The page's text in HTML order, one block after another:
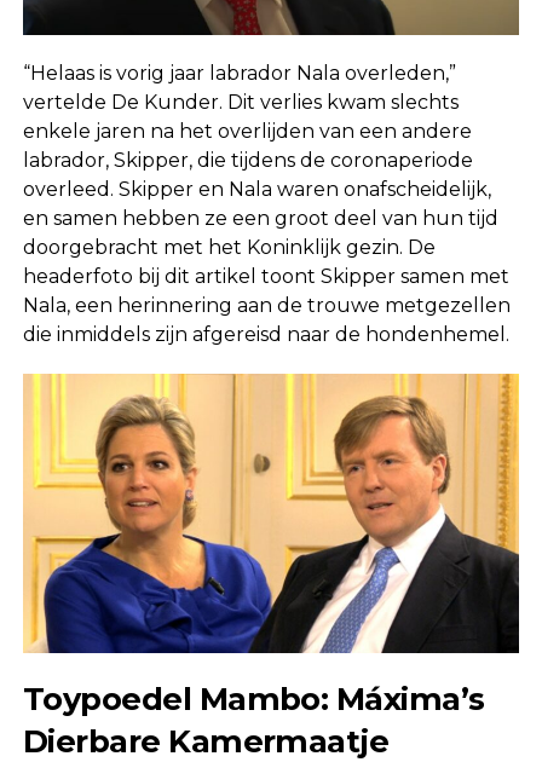
“Helaas is vorig jaar labrador Nala overleden,”
vertelde De Kunder. Dit verlies kwam slechts
enkele jaren na het overlijden van een andere
labrador, Skipper, die tijdens de coronaperiode
overleed. Skipper en Nala waren onafscheidelijk,
en samen hebben ze een groot deel van hun tijd
doorgebracht met het Koninklijk gezin. De
headerfoto bij dit artikel toont Skipper samen met
Nala, een herinnering aan de trouwe metgezellen
die inmiddels zijn afgereisd naar de hondenhemel.
Toypoedel Mambo: Máxima’s
Dierbare Kamermaatje